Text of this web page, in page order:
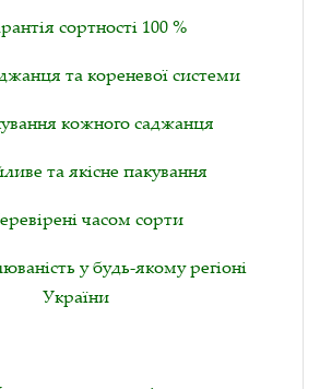
сортності 100 %
та кореневої системи
кожного саджанця
та якісне пакування
часом сорти
у будь-якому регіоні
України